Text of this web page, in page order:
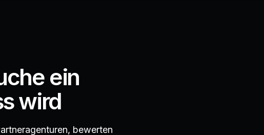
ein
wird
bewerten